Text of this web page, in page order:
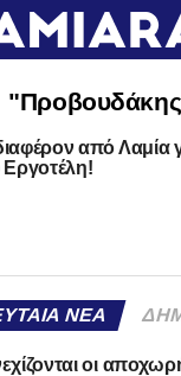
από Λαμία
Εργοτέλη!
ΝΈΑ
οι